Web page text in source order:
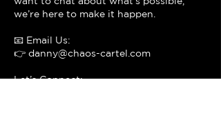
we’re here to make it happen.
📧 Email Us:
👉 danny@chaos-cartel.com
Let’s Connect: